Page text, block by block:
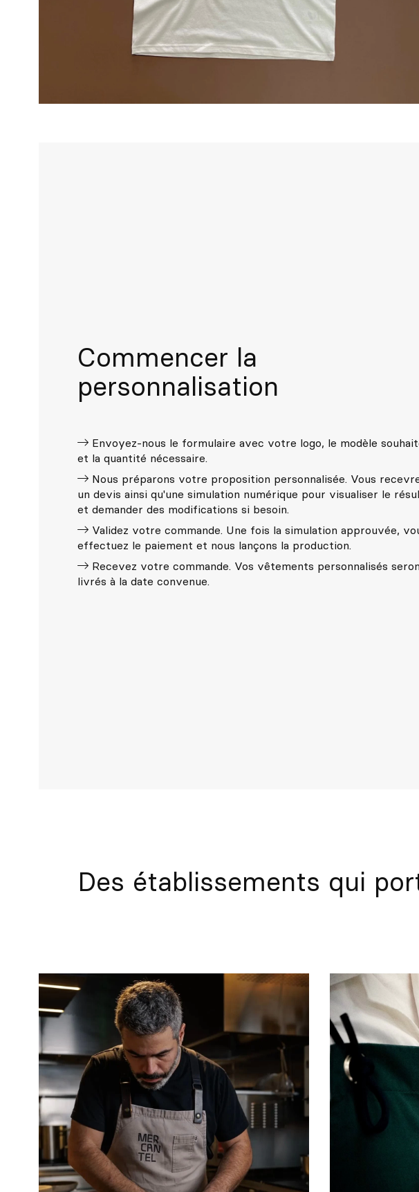
Commencer la
personnalisation
Envoyez-nous le formulaire avec votre logo, le modèle
et la quantité nécessaire.
Nous préparons votre proposition personnalisée. Vous
un devis ainsi qu'une simulation numérique pour visualiser le
et demander des modifications si besoin.
Validez votre commande. Une fois la simulation approuvée,
effectuez le paiement et nous lançons la production.
Recevez votre commande. Vos vêtements personnalisés
livrés à la date convenue.
Des établissements qui